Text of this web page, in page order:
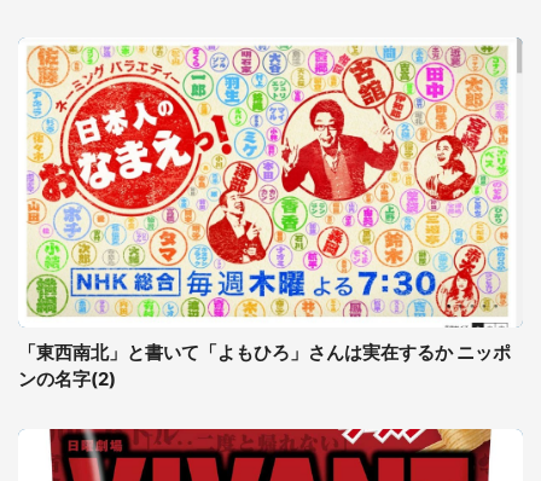
「東西南北」と書いて「よもひろ」さんは実在するか ニッポ
ンの名字(2)